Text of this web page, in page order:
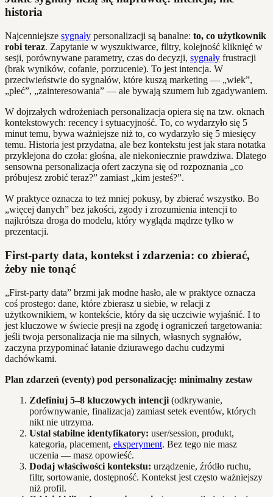
historia
Najcenniejsze sygnały personalizacji są banalne: to, co użytkownik
robi teraz. Zapytanie w wyszukiwarce, filtry, kolejność kliknięć w
sesji, porównywane parametry, czas do decyzji, sygnały frustracji
(brak wyników, cofanie, porzucenie). To jest intencja. W
przeciwieństwie do sygnałów, które kuszą marketing — „wiek”,
„płeć”, „zainteresowania” — ale bywają szumem lub zgadywaniem.
W dojrzałych wdrożeniach personalizacja opiera się na tzw. oknach
kontekstowych: recency i sytuacyjność. To, co wydarzyło się 5
minut temu, bywa ważniejsze niż to, co wydarzyło się 5 miesięcy
temu. Historia jest przydatna, ale bez kontekstu jest jak stara notatka
przyklejona do czoła: głośna, ale niekoniecznie prawdziwa. Dlatego
sensowna personalizacja ofert zaczyna się od rozpoznania „co
próbujesz zrobić teraz?” zamiast „kim jesteś?”.
W praktyce oznacza to też mniej pokusy, by zbierać wszystko. Bo
„więcej danych” bez jakości, zgody i zrozumienia intencji to
najkrótsza droga do modelu, który wygląda mądrze tylko w
prezentacji.
First-party data, kontekst i zdarzenia: co zbierać,
żeby nie tonąć
„First-party data” brzmi jak modne hasło, ale w praktyce oznacza
coś prostego: dane, które zbierasz u siebie, w relacji z
użytkownikiem, w kontekście, który da się uczciwie wyjaśnić. I to
jest kluczowe w świecie presji na zgodę i ograniczeń targetowania:
jeśli twoja personalizacja nie ma silnych, własnych sygnałów,
zaczyna przypominać łatanie dziurawego dachu cudzymi
dachówkami.
Plan zdarzeń (eventy) pod personalizację: minimalny zestaw
Zdefiniuj 5–8 kluczowych intencji (odkrywanie,
porównywanie, finalizacja) zamiast setek eventów, których
nikt nie utrzyma.
Ustal stabilne identyfikatory: user/session, produkt,
kategoria, placement, eksperyment. Bez tego nie masz
uczenia — masz opowieść.
Dodaj właściwości kontekstu: urządzenie, źródło ruchu,
filtr, sortowanie, dostępność. Kontekst jest często ważniejszy
niż profil.